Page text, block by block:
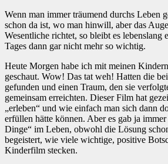
Wenn man immer träumend durchs Leben
schon da ist, wo man hinwill, aber das
Wesentliche richtet, so bleibt es lebenslang
Tages dann gar nicht mehr so wichtig.
Heute Morgen habe ich mit meinen
geschaut. Wow! Das tat weh! Hatten die
gefunden und einen Traum, den sie
gemeinsam erreichten. Dieser Film hat
„erleben“ und wie einfach man sich dann
erfüllen hätte können. Aber es gab ja
Dinge“ im Leben, obwohl die Lösung
begeistert, wie viele wichtige, positive
Kinderfilm stecken.